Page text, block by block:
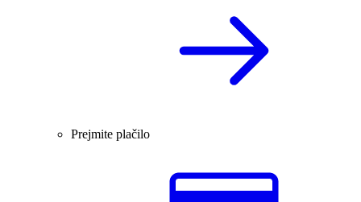
Prejmite plačilo